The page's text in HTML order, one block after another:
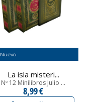
Nuevo
La isla misteri...
Nº 12 Minilibros Julio ...
8,99 €